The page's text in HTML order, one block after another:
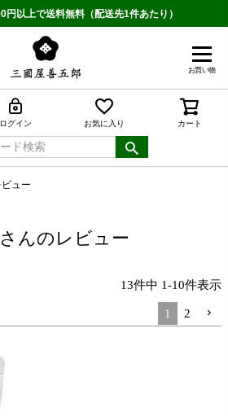
円以上で送料無料（配送先1件あたり）
お買い物
ログイン お気に入り カート
ュー
んのレビュー
13件中 1-10件表示
1 2